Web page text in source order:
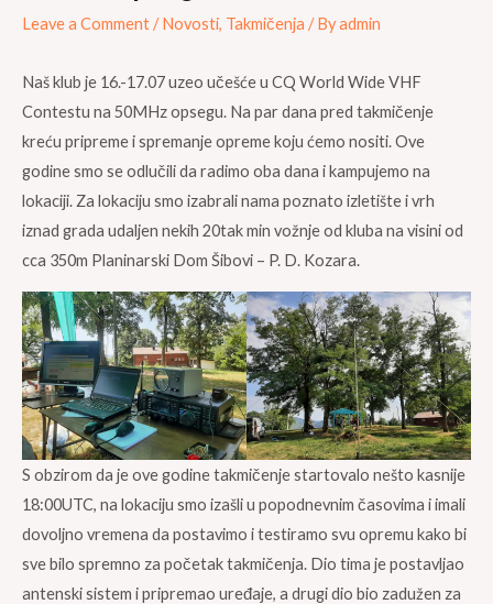
Leave a Comment/Novosti, Takmičenja / Byadmin
Naš klub je 16.-17.07 uzeo učešće u CQ World Wide VHF
Contestu na 50MHz opsegu. Na par dana pred takmičenje
kreću pripreme i spremanje opreme koju ćemo nositi. Ove
godine smo se odlučili da radimo oba dana i kampujemo na
lokaciji. Za lokaciju smo izabrali nama poznato izletište i vrh
iznad grada udaljen nekih 20tak min vožnje od kluba na visini od
cca 350m Planinarski Dom Šibovi – P. D. Kozara.
S obzirom da je ove godine takmičenje startovalo nešto kasnije
18:00UTC, na lokaciju smo izašli u popodnevnim časovima i imali
dovoljno vremena da postavimo i testiramo svu opremu kako bi
sve bilo spremno za početak takmičenja. Dio tima je postavljao
antenski sistem i pripremao uređaje, a drugi dio bio zadužen za